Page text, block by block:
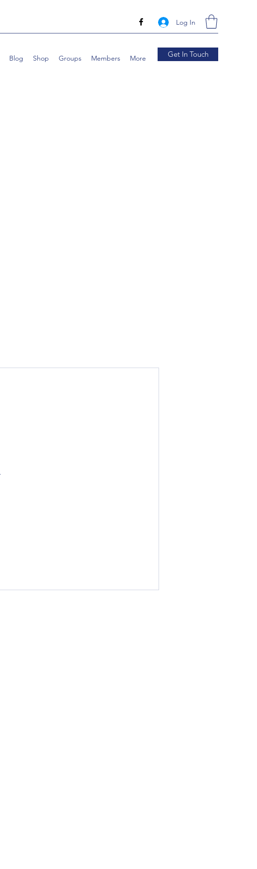
Log In
Blog Shop Groups Members More Get In Touch